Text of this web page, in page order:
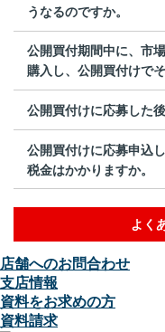
うなるのですか。
公開買付期間中に、市
購入し、公開買付けで
公開買付けに応募した
公開買付けに応募申込
税金はかかりますか。
よく
店舗へのお問合わせ
支店情報
資料をお求めの方
資料請求